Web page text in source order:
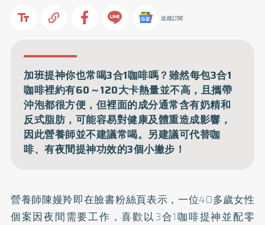
追蹤訂閱
加班提神你也常喝3合1咖啡嗎？雖然每包3合1
咖啡裡約有60～120大卡熱量並不高，且攜帶
沖泡都很方便，但裡面的成分通常含有奶精和
反式脂肪，可能容易對健康及體重造成影響，
因此營養師並不建議常喝。另建議可代替咖
啡、有夜間提神功效的3個小撇步！
營養師陳嫚羚即在臉書粉絲頁表示，一位40多歲女性
個案因夜間需要工作，喜歡以3合1咖啡提神並配零